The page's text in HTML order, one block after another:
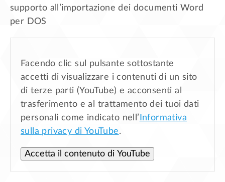
supporto all’importazione dei documenti Word
per DOS
Facendo clic sul pulsante sottostante
accetti di visualizzare i contenuti di un sito
di terze parti (YouTube) e acconsenti al
trasferimento e al trattamento dei tuoi dati
personali come indicato nell’ Informativa
sulla privacy di YouTube.
Accetta il contenuto di YouTube